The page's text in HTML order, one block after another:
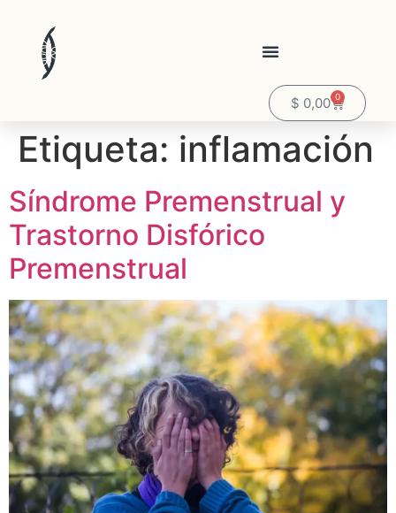
$ 0,00 0
Etiqueta: inflamación
Síndrome Premenstrual y
Trastorno Disfórico
Premenstrual